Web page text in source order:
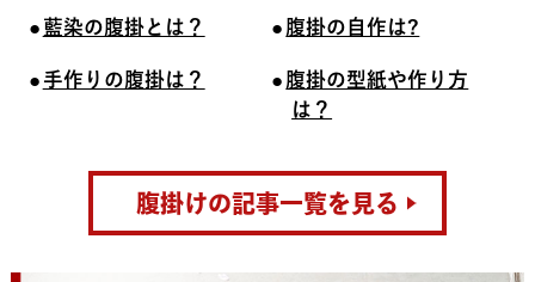
藍染の腹掛とは？ 腹掛の自作は?
手作りの腹掛は？
腹掛の型紙や作り方
は？
腹掛けの記事一覧を見る